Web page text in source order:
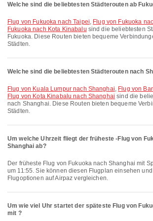
Welche sind die beliebtesten Städterouten ab
Flug von Fukuoka nach Taipei, Flug von Fukuoka
Fukuoka nach Kota Kinabalu sind die beliebtesten
Fukuoka. Diese Routen bieten bequeme
Städten.
Welche sind die beliebtesten Städterouten nach
Flug von Kuala Lumpur nach Shanghai, Flug von
Flug von Kota Kinabalu nach Shanghai sind die
nach Shanghai. Diese Routen bieten bequeme
Städten.
Um welche Uhrzeit fliegt der früheste -Flug von
Shanghai ab?
Der früheste Flug von Fukuoka nach Shanghai mit Spring Airlines startet
um 11:55. Sie können diesen Flugplan einsehen
Flugoptionen auf Airpaz vergleichen.
Um wie viel Uhr startet der späteste Flug von
mit ?